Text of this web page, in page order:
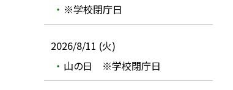
※学校閉庁日
2026/8/11 (火)
山の日 ※学校閉庁日